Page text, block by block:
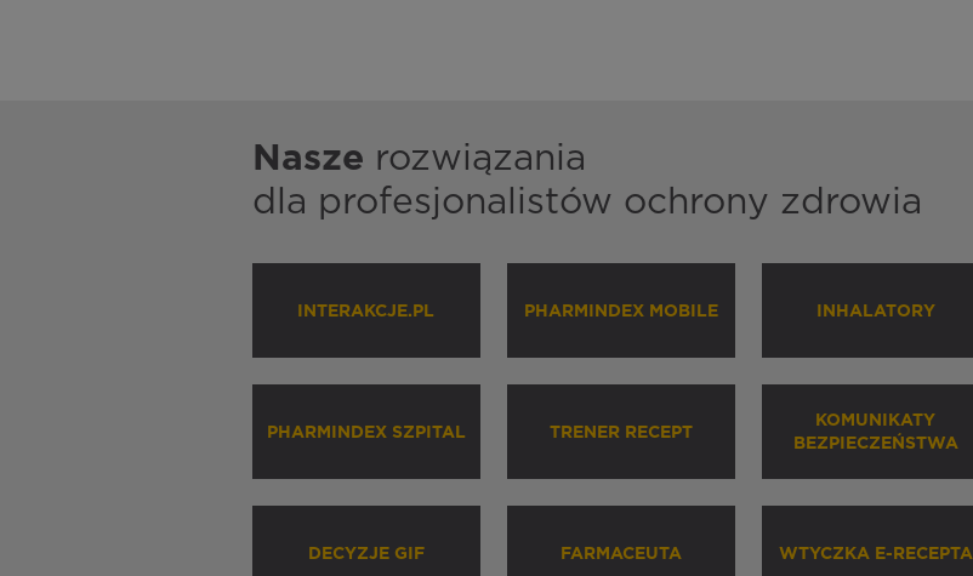
Nasze rozwiązania
dla profesjonalistów ochrony zdrowia
INTERAKCJE.PL PHARMINDEX MOBILE INHALATORY
PHARMINDEX SZPITAL TRENER RECEPT
KOMUNIKATY
BEZPIECZEŃSTWA
DECYZJE GIF FARMACEUTA WTYCZKA E-RECEPTA